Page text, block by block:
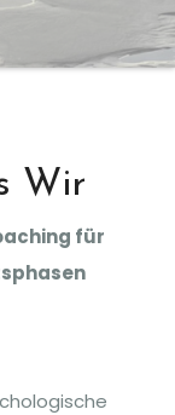
Wir
für